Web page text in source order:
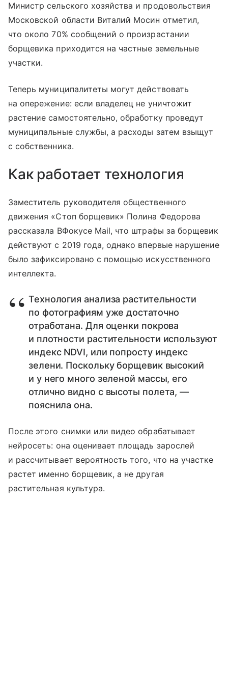
Министр сельского хозяйства и продовольствия
Московской области Виталий Мосин отметил,
что около 70% сообщений о произрастании
борщевика приходится на частные земельные
участки.
Теперь муниципалитеты могут действовать
на опережение: если владелец не уничтожит
растение самостоятельно, обработку проведут
муниципальные службы, а расходы затем взыщут
с собственника.
Как работает технология
Заместитель руководителя общественного
движения «Стоп борщевик» Полина Федорова
рассказала ВФокусе Mail, что штрафы за борщевик
действуют с 2019 года, однако впервые нарушение
было зафиксировано с помощью искусственного
интеллекта.
Технология анализа растительности
по фотографиям уже достаточно
отработана. Для оценки покрова
и плотности растительности используют
индекс NDVI, или попросту индекс
зелени. Поскольку борщевик высокий
и у него много зеленой массы, его
отлично видно с высоты полета, —
пояснила она.
После этого снимки или видео обрабатывает
нейросеть: она оценивает площадь зарослей
и рассчитывает вероятность того, что на участке
растет именно борщевик, а не другая
растительная культура.